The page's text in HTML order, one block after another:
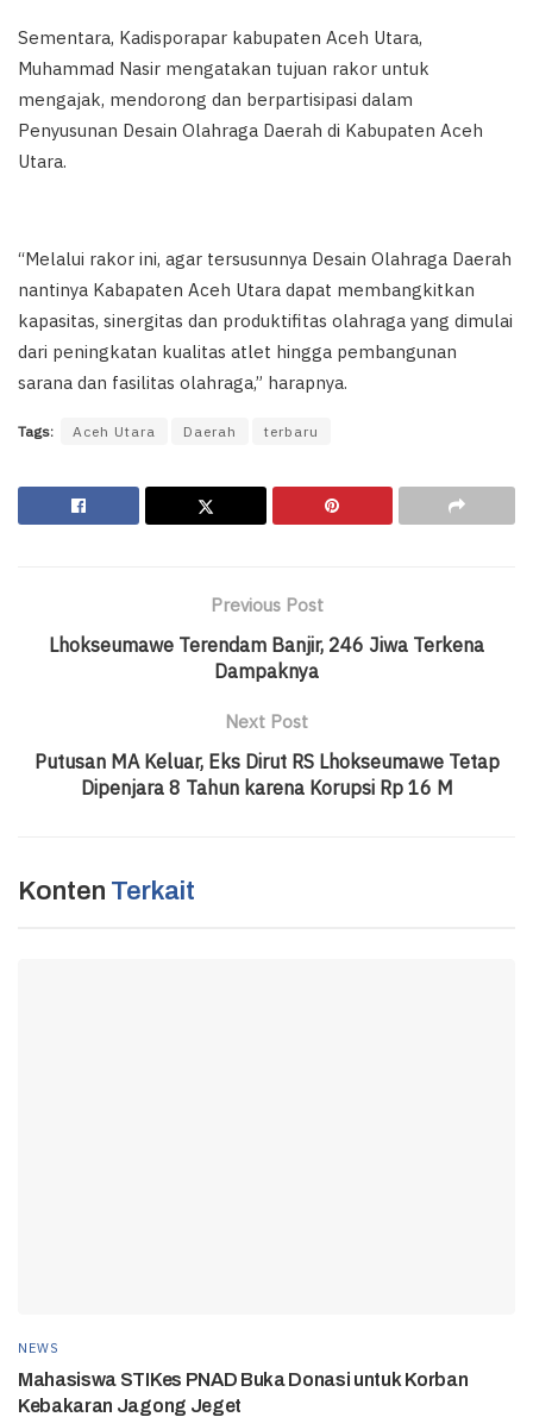
Sementara, Kadisporapar kabupaten Aceh Utara,
Muhammad Nasir mengatakan tujuan rakor untuk
mengajak, mendorong dan berpartisipasi dalam
Penyusunan Desain Olahraga Daerah di Kabupaten Aceh
Utara.
“Melalui rakor ini, agar tersusunnya Desain Olahraga Daerah
nantinya Kabapaten Aceh Utara dapat membangkitkan
kapasitas, sinergitas dan produktifitas olahraga yang dimulai
dari peningkatan kualitas atlet hingga pembangunan
sarana dan fasilitas olahraga,” harapnya.
Tags: Aceh Utara Daerah terbaru
Previous Post
Lhokseumawe Terendam Banjir, 246 Jiwa Terkena
Dampaknya
Next Post
Putusan MA Keluar, Eks Dirut RS Lhokseumawe Tetap
Dipenjara 8 Tahun karena Korupsi Rp 16 M
Konten Terkait
NEWS
Mahasiswa STIKes PNAD Buka Donasi untuk Korban
Kebakaran Jagong Jeget